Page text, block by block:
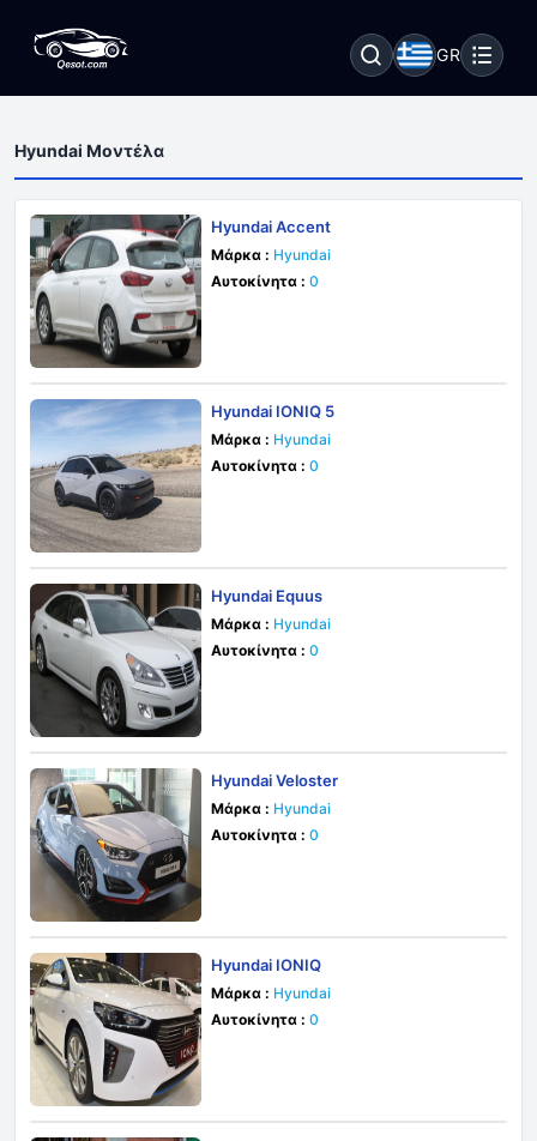
GR
Hyundai Μοντέλα
Hyundai Accent
Μάρκα : Hyundai
Αυτοκίνητα : 0
Hyundai IONIQ 5
Μάρκα : Hyundai
Αυτοκίνητα : 0
Hyundai Equus
Μάρκα : Hyundai
Αυτοκίνητα : 0
Hyundai Veloster
Μάρκα : Hyundai
Αυτοκίνητα : 0
Hyundai IONIQ
Μάρκα : Hyundai
Αυτοκίνητα : 0